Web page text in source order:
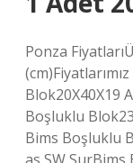
Ponza
Blok20X40X19
Boşluklu
Bims Boşluklu